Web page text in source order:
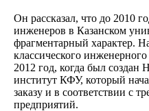
Он рассказал, что до 2010
инженеров в Казанском
фрагментарный характер.
классического
2012 год, когда был создан
институт КФУ, который
заказу и в соответствии с
предприятий.